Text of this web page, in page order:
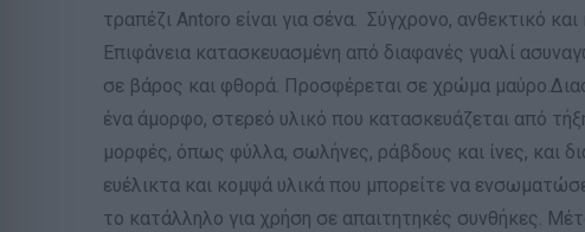
τραπέζι Antoro είναι για σένα. Σύγχρονο, ανθεκτικό
Επιφάνεια κατασκευασμένη από διαφανές γυαλί
σε βάρος και φθορά. Προσφέρεται σε χρώμα
ένα άμορφο, στερεό υλικό που κατασκευάζεται από
μορφές, όπως φύλλα, σωλήνες, ράβδους και ίνες, και
ευέλικτα και κομψά υλικά που μπορείτε να
το κατάλληλο για χρήση σε απαιτητηκές συνθήκες.